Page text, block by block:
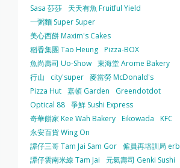
Sasa 莎莎
天天有魚 Fruitful Yield
一粥麵 Super Super
美心西餅 Maxim's Cakes
稻香集團 Tao Heung Pizza-BOX
魚尚壽司 Uo-Show 東海堂 Arome Bakery
行山
city'super 麥當勞 McDonald's
Pizza Hut 嘉頓 Garden
Greendotdot
Optical 88 爭鮮 Sushi Express
奇華餅家 Kee Wah Bakery Eikowada
KFC
永安百貨 Wing On
譚仔三哥 Tam Jai Sam Gor 僱員再培訓局 erb
譚仔雲南米線 Tam Jai
元氣壽司 Genki Sushi